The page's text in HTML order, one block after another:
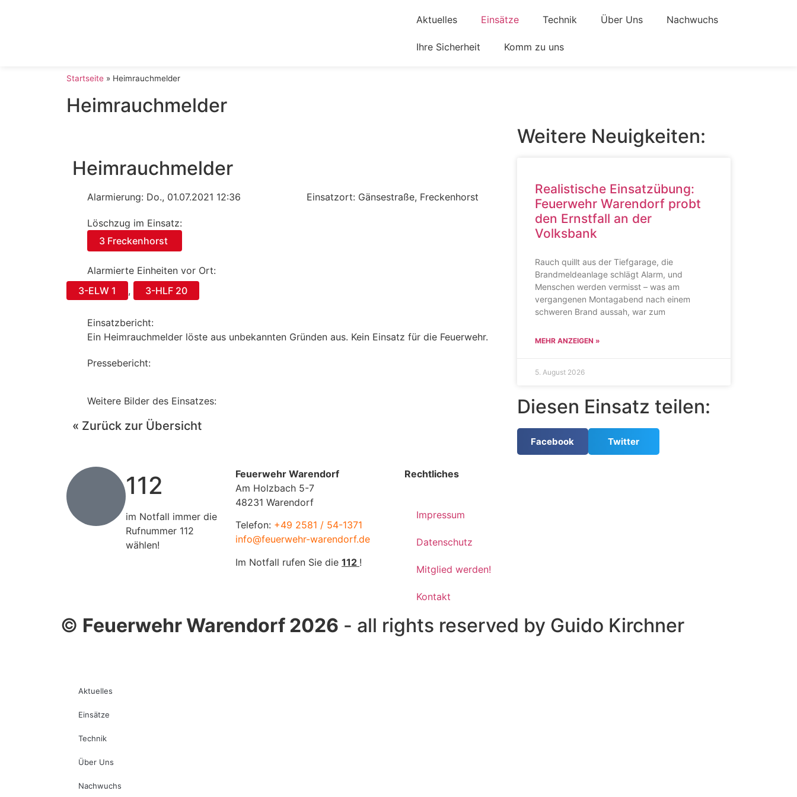
Aktuelles Einsätze Technik Über Uns Nachwuchs
Ihre Sicherheit Komm zu uns
Startseite » Heimrauchmelder
Heimrauchmelder
Heimrauchmelder
Alarmierung: Do., 01.07.2021 12:36 Einsatzort: Gänsestraße, Freckenhorst
Löschzug im Einsatz:
3 Freckenhorst
Alarmierte Einheiten vor Ort:
3-ELW 1
, 3-HLF 20
Einsatzbericht:
Ein Heimrauchmelder löste aus unbekannten Gründen aus. Kein Einsatz für die Feuerwehr.
Pressebericht:
Weitere Bilder des Einsatzes:
« Zurück zur Übersicht
Weitere Neuigkeiten:
Realistische Einsatzübung:
Feuerwehr Warendorf probt
den Ernstfall an der
Volksbank
Rauch quillt aus der Tiefgarage, die
Brandmeldeanlage schlägt Alarm, und
Menschen werden vermisst – was am
vergangenen Montagabend nach einem
schweren Brand aussah, war zum
MEHR ANZEIGEN »
5. August 2026
Diesen Einsatz teilen:
Facebook Twitter
112
im Notfall immer die
Rufnummer 112
wählen!
Feuerwehr Warendorf
Am Holzbach 5-7
48231 Warendorf
Telefon: +49 2581 / 54-1371
info@feuerwehr-warendorf.de
Im Notfall rufen Sie die 112 !
Rechtliches
Impressum
Datenschutz
Mitglied werden!
Kontakt
© Feuerwehr Warendorf 2026 - all rights reserved by Guido Kirchner
Aktuelles
Einsätze
Technik
Über Uns
Nachwuchs